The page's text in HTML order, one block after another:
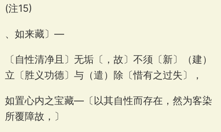
(注15)
、如来藏〕—
〔自性清净且〕无垢〔，故〕不须〔新〕（建）
立〔胜义功德〕与（遣）除〔惜有之过失〕，
如置心内之宝藏—〔以其自性而存在，然为客染
所覆障故，〕